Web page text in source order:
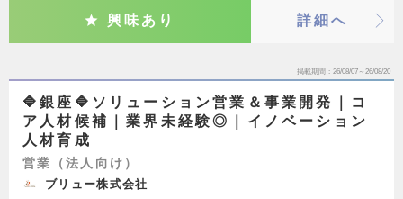
興味あり 詳細へ
掲載期間 26/08/07～26/08/20
🔷銀座🔷ソリューション営業＆事業開発｜コ
ア人材候補｜業界未経験◎｜イノベーション
人材育成
営業（法人向け）
ブリュー株式会社